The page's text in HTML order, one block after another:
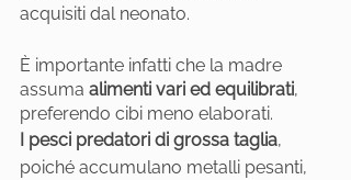
acquisiti dal neonato.
È importante infatti che la madre
assuma alimenti vari ed equilibrati,
preferendo cibi meno elaborati.
I pesci predatori di grossa taglia,
poiché accumulano metalli pesanti,